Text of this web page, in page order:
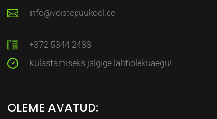
info@voistepuukool.ee
+372 5344 2488
Külastamiseks jälgige lahtiolekuaegu!
OLEME AVATUD: